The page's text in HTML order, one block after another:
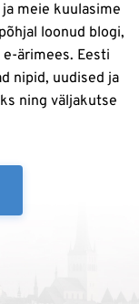
meie kuulasime
loonud blogi,
ärimees. Eesti
nipid, uudised ja
ning väljakutse